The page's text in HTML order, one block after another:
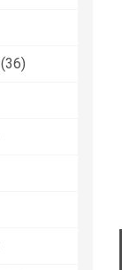
(36)